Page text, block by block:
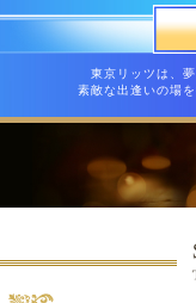
東京リッツは、
素敵な出逢いの場